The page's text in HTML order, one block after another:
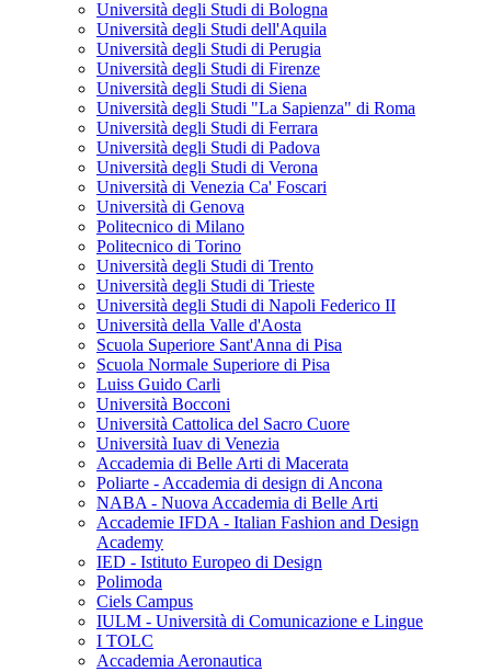
Università degli Studi di Bologna
Università degli Studi dell'Aquila
Università degli Studi di Perugia
Università degli Studi di Firenze
Università degli Studi di Siena
Università degli Studi "La Sapienza" di Roma
Università degli Studi di Ferrara
Università degli Studi di Padova
Università degli Studi di Verona
Università di Venezia Ca' Foscari
Università di Genova
Politecnico di Milano
Politecnico di Torino
Università degli Studi di Trento
Università degli Studi di Trieste
Università degli Studi di Napoli Federico II
Università della Valle d'Aosta
Scuola Superiore Sant'Anna di Pisa
Scuola Normale Superiore di Pisa
Luiss Guido Carli
Università Bocconi
Università Cattolica del Sacro Cuore
Università Iuav di Venezia
Accademia di Belle Arti di Macerata
Poliarte - Accademia di design di Ancona
NABA - Nuova Accademia di Belle Arti
Accademie IFDA - Italian Fashion and Design
Academy
IED - Istituto Europeo di Design
Polimoda
Ciels Campus
IULM - Università di Comunicazione e Lingue
I TOLC
Accademia Aeronautica